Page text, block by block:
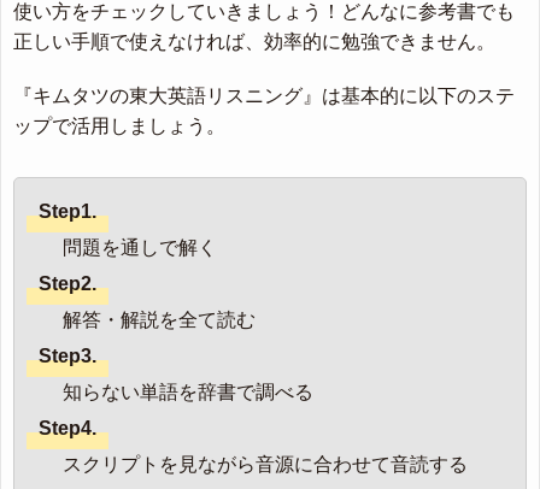
使い方をチェックしていきましょう！どんなに参考書でも
正しい手順で使えなければ、効率的に勉強できません。
『キムタツの東大英語リスニング』は基本的に以下のステ
ップで活用しましょう。
Step1.
問題を通しで解く
Step2.
解答・解説を全て読む
Step3.
知らない単語を辞書で調べる
Step4.
スクリプトを見ながら音源に合わせて音読する